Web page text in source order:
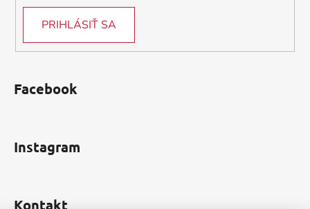
PRIHLÁSIŤ SA
Facebook
Instagram
Kontakt